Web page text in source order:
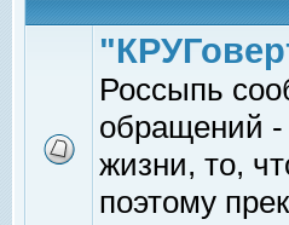
Россыпь
обращений -
жизни, то,
поэтому